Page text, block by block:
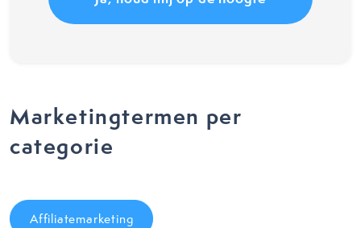
Marketingtermen per
categorie
Affiliatemarketing